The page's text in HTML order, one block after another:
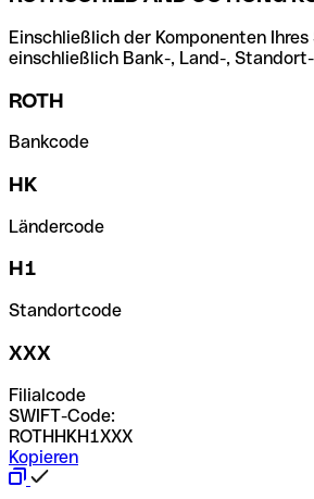
Einschließlich der Komponenten
einschließlich Bank-, Land-,
ROTH
Bankcode
HK
Ländercode
H1
Standortcode
XXX
Filialcode
SWIFT-Code:
ROTHHKH1XXX
Kopieren